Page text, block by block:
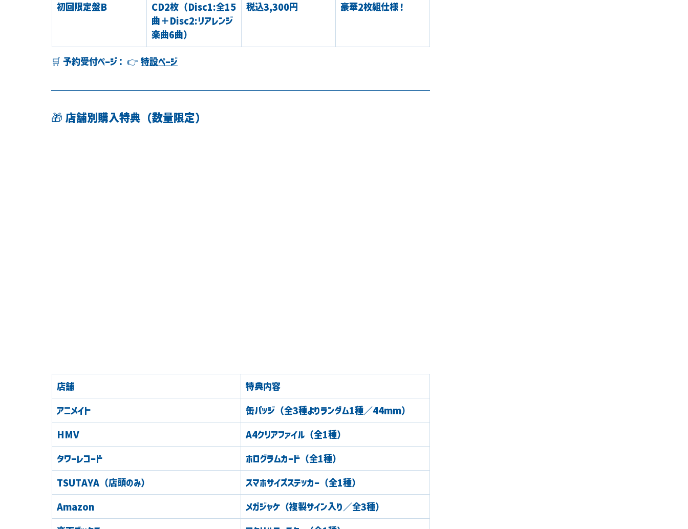
初回限定盤B
CD2枚（Disc1:全15
曲＋Disc2:リアレンジ
楽曲6曲）
税込3,300円 豪華2枚組仕様！
🛒 予約受付ページ ： 👉 特設ページ
🎁 店舗別購入特典（数量限定）
店舗
特典内容
アニメイト
缶バッジ（全3種よりランダム1種／44mm）
HMV
A4クリアファイル（全1種）
タワーレコード
ホログラムカード（全1種）
TSUTAYA（店頭のみ）
スマホサイズステッカー（全1種）
Amazon
メガジャケ（複製サイン入り／全3種）